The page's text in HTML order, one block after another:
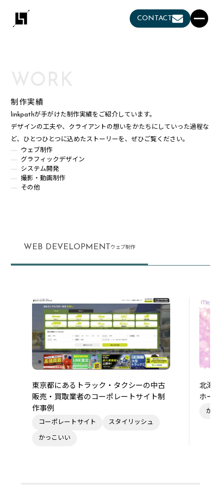
CONTACT
制作実績
WORK
linkpathが手がけた制作実績をご紹介しています。
デザインの工夫や、クライアントの想いをかたちにしていった過程な
ど、ひとつひとつに込めたストーリーを、ぜひご覧ください。
ウェブ制作
グラフィックデザイン
システム開発
撮影・動画制作
その他
WEB DEVELOPMENT ウェブ制作
東京都にあるトラック・タクシーの中古
販売・買取業者のコーポレートサイト制
作事例
コーポレートサイト スタイリッシュ
かっこいい
北海
ホー
かわ